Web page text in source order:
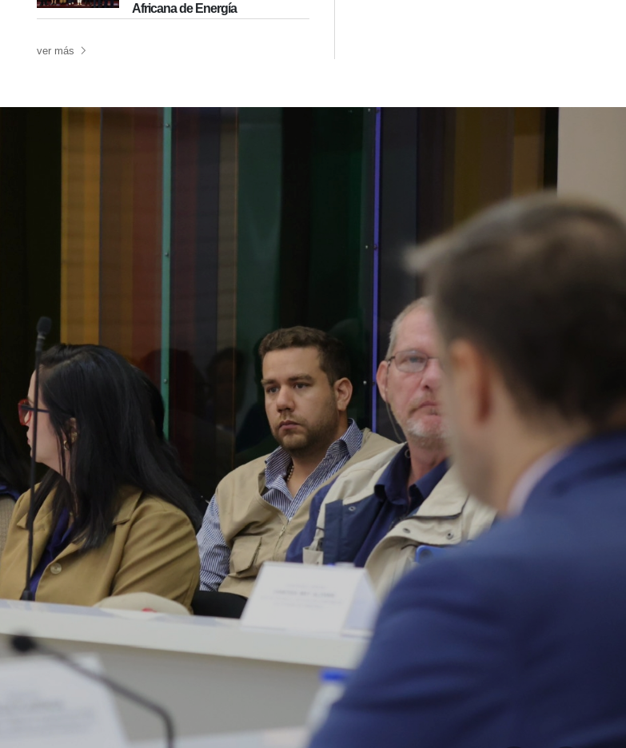
Africana de Energía
ver más